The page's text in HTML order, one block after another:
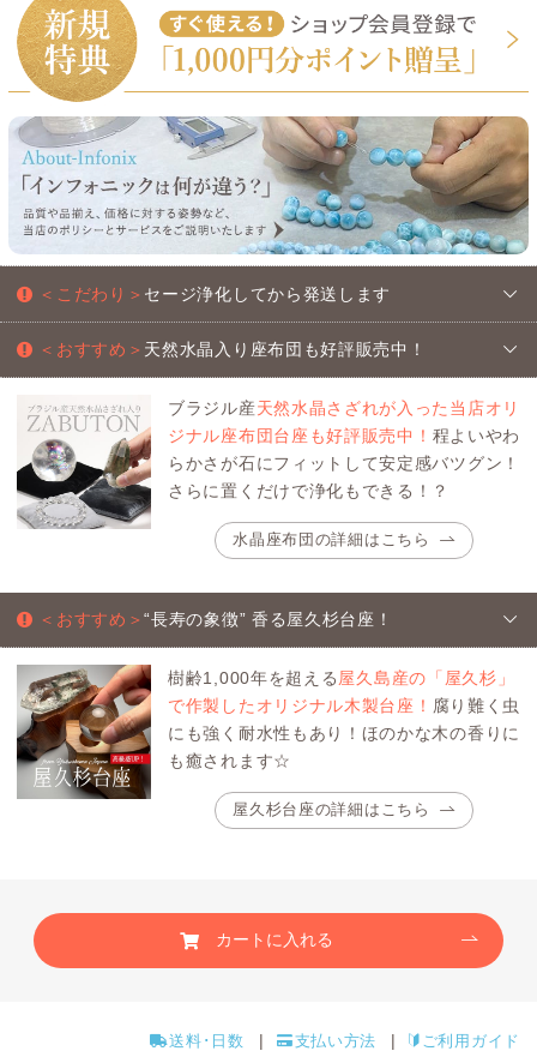
＜こだわり＞ セージ浄化してから発送します
＜おすすめ＞ 天然水晶入り座布団も好評販売中！
ブラジル産天然水晶さざれが入った当店オリ
ジナル座布団台座も好評販売中！ 程よいやわ
らかさが石にフィットして安定感バツグン！
さらに置くだけで浄化もできる！？
水晶座布団の詳細はこちら
＜おすすめ＞“長寿の象徴” 香る屋久杉台座！
樹齢1,000年を超える 屋久島産の「屋久杉」
で作製したオリジナル木製台座！ 腐り難く虫
にも強く耐水性もあり！ほのかな木の香りに
も癒されます☆
屋久杉台座の詳細はこちら
カートに入れる
送料･日数 支払い方法 ご利用ガイド